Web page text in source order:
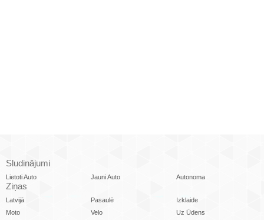
Sludinājumi
Lietoti Auto Jauni Auto Autonoma
Ziņas
Latvijā Pasaulē
Izklaide
Moto
Velo
Uz Ūdens